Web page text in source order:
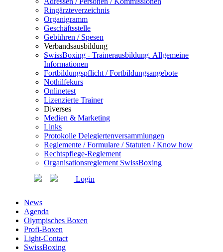
Ringärzteverzeichnis
Organigramm
Geschäftsstelle
Gebühren / Spesen
Verbandsausbildung
SwissBoxing - Trainerausbildung. Allgemeine
Informationen
Fortbildungspflicht / Fortbildungsangebote
Nothilfekurs
Onlinetest
Lizenzierte Trainer
Diverses
Medien & Marketing
Links
Protokolle Delegiertenversammlungen
Reglemente / Formulare / Statuten / Know how
Rechtspflege-Reglement
Organisationsreglement SwissBoxing
Login
News
Agenda
Olympisches Boxen
Profi-Boxen
Light-Contact
SwissBoxing